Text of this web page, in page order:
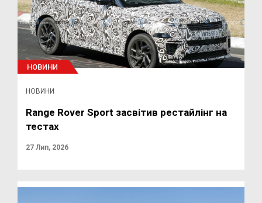
НОВИНИ
НОВИНИ
Range Rover Sport засвітив рестайлінг на
тестах
27 Лип, 2026